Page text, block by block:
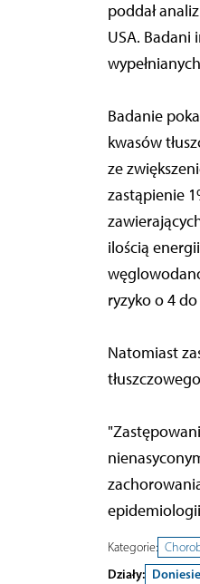
poddał
USA.
Badanie
kwasów
ze
zastąpienie
ilością
ryzyko o 4 do
Natomiast
Kategorie:
Działy: